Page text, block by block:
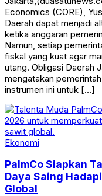
Economics (CORE),
Daerah dapat menjadi
ketika anggaran
Namun, setiap
fiskal yang kuat agar
utang. Obligasi Daerah
mengatakan
instrumen ini untuk […]
Ekonomi
PalmCo Siapkan
Daya Saing
Global